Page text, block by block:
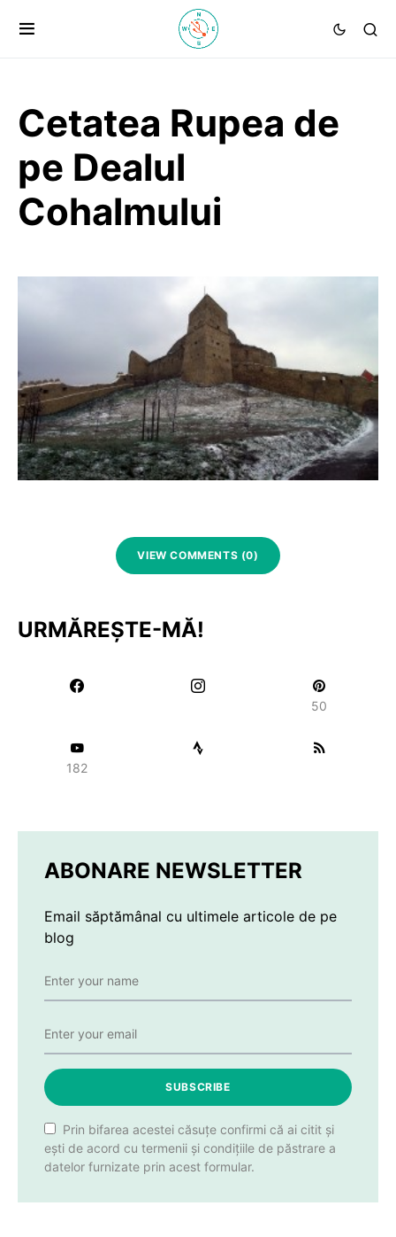
Cetatea Rupea de
pe Dealul
Cohalmului
VIEW COMMENTS (0)
URMĂREȘTE-MĂ!
50
182
ABONARE NEWSLETTER
Email săptămânal cu ultimele articole de pe
blog
SUBSCRIBE
Prin bifarea acestei căsuțe confirmi că ai citit și
ești de acord cu termenii și condițiile de păstrare a
datelor furnizate prin acest formular.